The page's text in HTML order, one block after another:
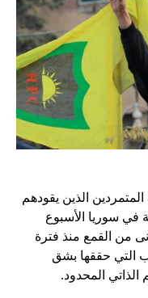
الذين يقودهم
في سوريا الأسبوع
من القمع منذ فترة
التي حققها بشق
المحدود.